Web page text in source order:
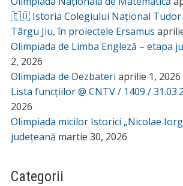
🇪🇺 Istoria Colegiului Național Tudor
Târgu Jiu, în proiectele Ersamus
Olimpiada de Limba Engleză – etapa
2, 2026
Olimpiada de Dezbateri aprilie 1, 2026
Lista funcțiilor @ CNTV / 1409 /
2026
Olimpiada micilor Istorici „Nicolae
județeană martie 30, 2026
Categorii